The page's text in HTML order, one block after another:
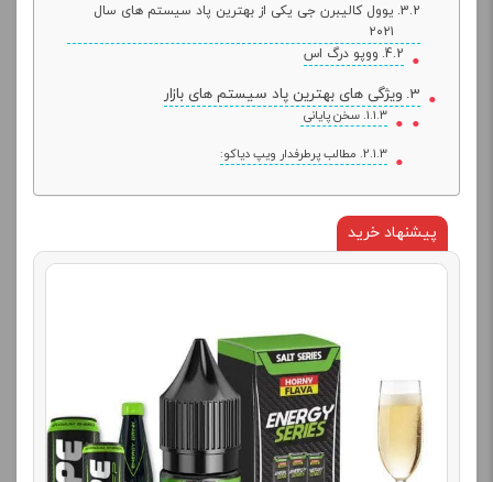
یوول کالیبرن جی یکی از بهترین پاد سیستم های سال
۲۰۲۱
ووپو درگ اس
ویژگی های بهترین پاد سیستم های بازار
سخن پایانی
مطالب پرطرفدار ویپ دیاکو:
پیشنهاد خرید